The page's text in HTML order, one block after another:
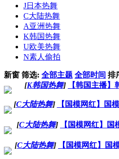
J日本热舞
C大陆热舞
A亚洲热舞
K韩国热舞
U欧美热舞
N素人偷拍
新窗 筛选: 全部主题 全部时间 排
[K韩国热舞] 【韩国主播
[C大陆热舞]
【国模网红】国
[C大陆热舞]
【国模网红】
[C大陆热舞]
【国模网红】国